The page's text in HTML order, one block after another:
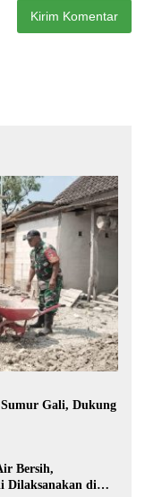
Gali, Dukung
Bersih,
Dilaksanakan di